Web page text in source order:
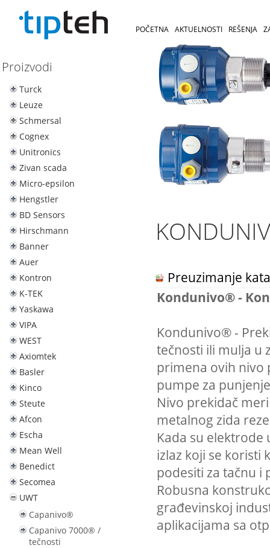
POČETNA AKTUELNOSTI REŠENJA
Proizvodi
Turck
Leuze
Schmersal
Cognex
Unitronics
Zivan scada
Micro-epsilon
Hengstler
BD Sensors
Hirschmann
Banner
Auer
Kontron
K-TEK
Yaskawa
VIPA
WEST
Axiomtek
Basler
Kinco
Steute
Afcon
Escha
Mean Well
Benedict
Secomea
UWT
Capanivo®
Capanivo 7000® /
tečnosti
Preuzimanje
Kondunivo® -
Kondunivo® -
tečnosti ili mulja u
primena ovih nivo
pumpe za
Nivo prekidač
metalnog zida
Kada su
izlaz koji se koristi
podesiti za tačnu i
Robusna
građevinskoj
aplikacijama sa